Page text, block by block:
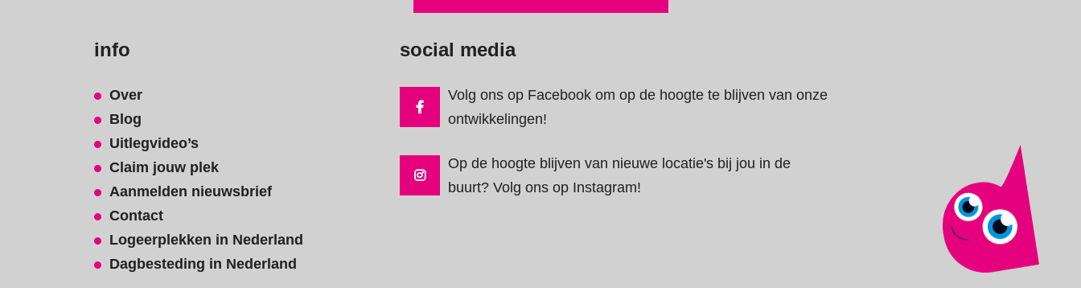
info
Over
Blog
Uitlegvideo’s
Claim jouw plek
Aanmelden nieuwsbrief
Contact
Logeerplekken in Nederland
Dagbesteding in Nederland
social media
Volg ons op Facebook om op de hoogte te blijven van onze
ontwikkelingen!
Op de hoogte blijven van nieuwe locatie's bij jou in de
buurt? Volg ons op Instagram!